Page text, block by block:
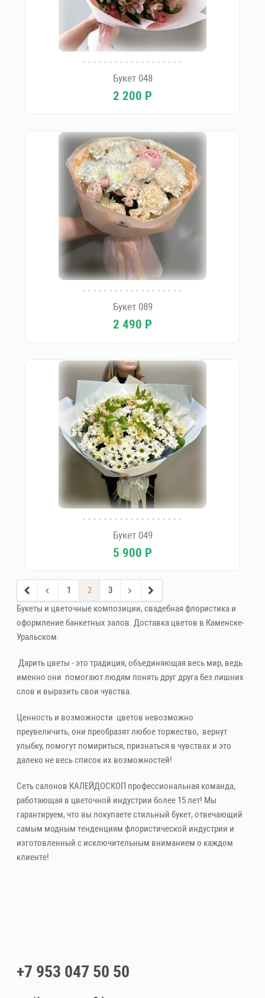
Букет 048
2 200 Р
Букет 089
2 490 Р
Букет 049
5 900 Р
1 2
3
Букеты и цветочные композиции, свадебная флористика и
оформление банкетных залов. Доставка цветов в Каменске-
Уральском.
Дарить цветы - это традиция, объединяющая весь мир, ведь
именно они помогают людям понять друг друга без лишних
слов и выразить свои чувства.
Ценность и возможности цветов невозможно
преувеличить, они преобразят любое торжество, вернут
улыбку, помогут помириться, признаться в чувствах и это
далеко не весь список их возможностей!
Сеть салонов КАЛЕЙДОСКОП профессиональная команда,
работающая в цветочной индустрии более 15 лет! Мы
гарантируем, что вы покупаете стильный букет, отвечающий
самым модным тенденциям флористической индустрии и
изготовленный с исключительным вниманием о каждом
клиенте!
+7 953 047 50 50